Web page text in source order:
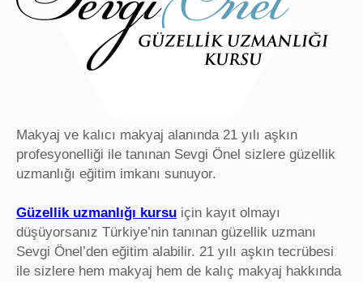
Makyaj ve kalıcı makyaj alanında 21 yılı aşkın
profesyonelliği ile tanınan Sevgi Önel sizlere güzellik
uzmanlığı eğitim imkanı sunuyor.
Güzellik uzmanlığı kursu için kayıt olmayı
düşüyorsanız Türkiye’nin tanınan güzellik uzmanı
Sevgi Önel’den eğitim alabilir. 21 yılı aşkın tecrübesi
ile sizlere hem makyaj hem de kalıç makyaj hakkında